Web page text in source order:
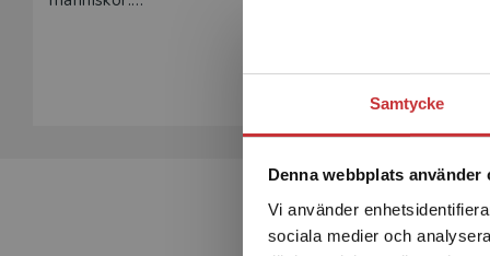
Samtycke
Denna webbplats använder
Vi använder
sociala medier och